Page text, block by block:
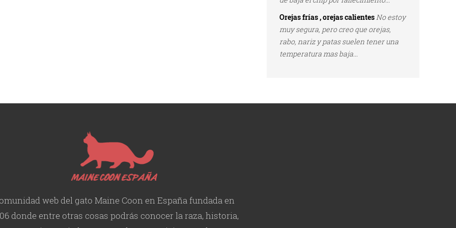
Orejas frías , orejas calientesNo estoy
muy segura, pero creo que orejas,
rabo, nariz y patas suelen tener una
temperatura mas baja...
web del gato Maine Coon en España fundada en
donde entre otras cosas podrás conocer la raza, historia,